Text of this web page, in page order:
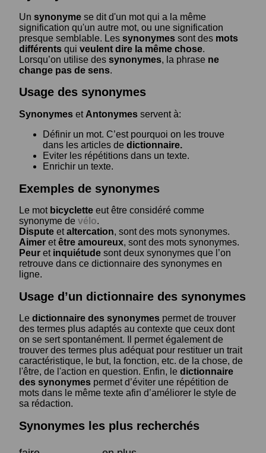
Un synonyme se dit d'un mot qui a la même
signification qu'un autre mot, ou une signification
presque semblable. Les synonymes sont des mots
différents qui veulent dire la même chose.
Lorsqu’on utilise des synonymes, la phrase ne
change pas de sens.
Usage des synonymes
Synonymes et Antonymes servent à:
Définir un mot. C’est pourquoi on les trouve
dans les articles de dictionnaire.
Eviter les répétitions dans un texte.
Enrichir un texte.
Exemples de synonymes
Le mot bicyclette eut être considéré comme
synonyme de vélo.
Dispute etaltercation, sont des mots synonymes.
Aimer etêtre amoureux, sont des mots synonymes.
Peur et inquiétude sont deux synonymes que l’on
retrouve dans ce dictionnaire des synonymes en
ligne.
Usage d’un dictionnaire des synonymes
Le dictionnaire des synonymes permet de trouver
des termes plus adaptés au contexte que ceux dont
on se sert spontanément. Il permet également de
trouver des termes plus adéquat pour restituer un trait
caractéristique, le but, la fonction, etc. de la chose, de
l'être, de l'action en question. Enfin, le dictionnaire
des synonymes permet d’éviter une répétition de
mots dans le même texte afin d’améliorer le style de
sa rédaction.
Synonymes les plus recherchés